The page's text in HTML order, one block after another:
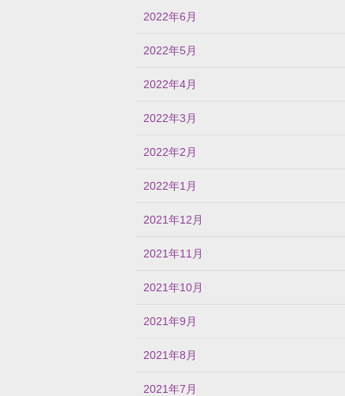
2022年6月
2022年5月
2022年4月
2022年3月
2022年2月
2022年1月
2021年12月
2021年11月
2021年10月
2021年9月
2021年8月
2021年7月